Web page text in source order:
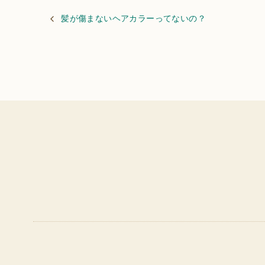
髪が傷まないヘアカラーってないの？